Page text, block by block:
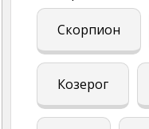
Скорпион
Козерог